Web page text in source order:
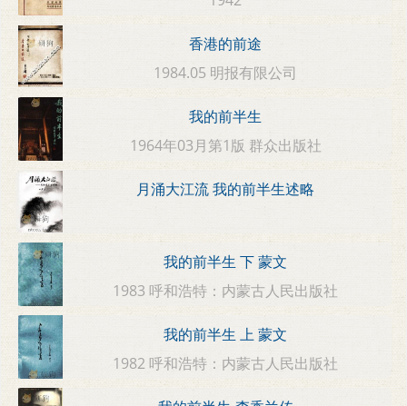
香港的前途
1984.05 明报有限公司
我的前半生
1964年03月第1版 群众出版社
月涌大江流 我的前半生述略
我的前半生 下 蒙文
1983 呼和浩特：内蒙古人民出版社
我的前半生 上 蒙文
1982 呼和浩特：内蒙古人民出版社